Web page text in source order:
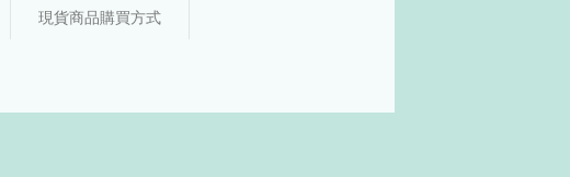
現貨商品購買方式